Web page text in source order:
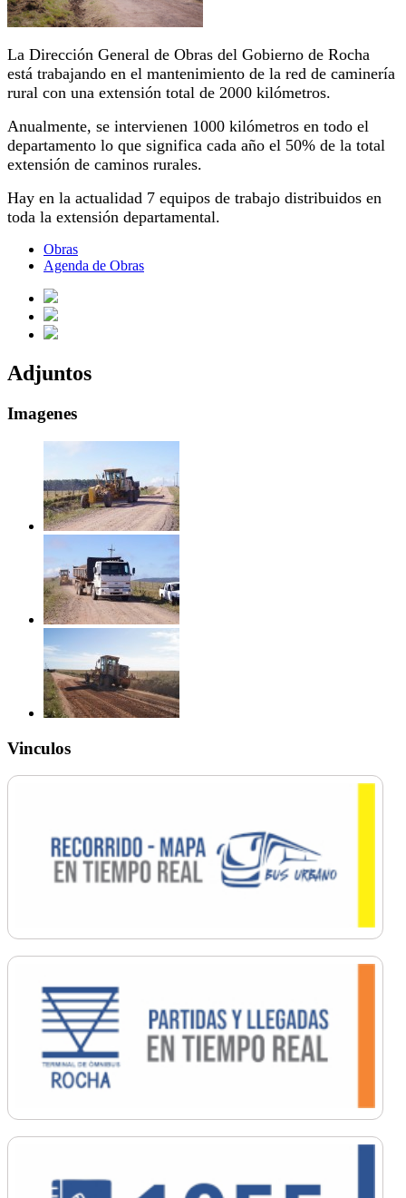
La Dirección General de Obras del Gobierno de Rocha
está trabajando en el mantenimiento de la red de caminería
rural con una extensión total de 2000 kilómetros.
Anualmente, se intervienen 1000 kilómetros en todo el
departamento lo que significa cada año el 50% de la total
extensión de caminos rurales.
Hay en la actualidad 7 equipos de trabajo distribuidos en
toda la extensión departamental.
Obras
Agenda de Obras
Adjuntos
Imagenes
Vinculos